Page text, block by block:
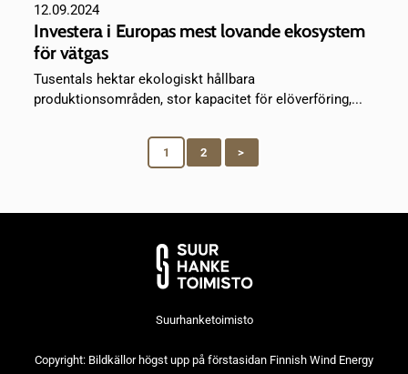
12.09.2024
Investera i Europas mest lovande ekosystem
för vätgas
Tusentals hektar ekologiskt hållbara
produktionsområden, stor kapacitet för elöverföring,...
1 2 >
Suurhanketoimisto
Copyright: Bildkällor högst upp på förstasidan Finnish Wind Energy